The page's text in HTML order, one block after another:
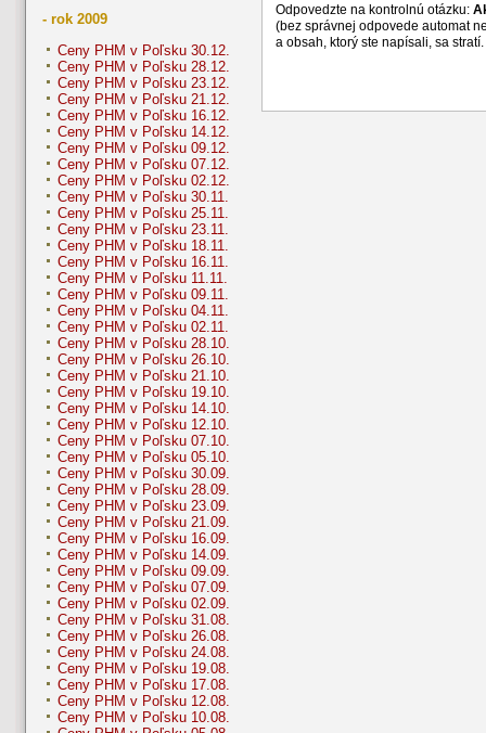
- rok 2009
Ceny PHM v Poľsku 30.12.
Ceny PHM v Poľsku 28.12.
Ceny PHM v Poľsku 23.12.
Ceny PHM v Poľsku 21.12.
Ceny PHM v Poľsku 16.12.
Ceny PHM v Poľsku 14.12.
Ceny PHM v Poľsku 09.12.
Ceny PHM v Poľsku 07.12.
Ceny PHM v Poľsku 02.12.
Ceny PHM v Poľsku 30.11.
Ceny PHM v Poľsku 25.11.
Ceny PHM v Poľsku 23.11.
Ceny PHM v Poľsku 18.11.
Ceny PHM v Poľsku 16.11.
Ceny PHM v Poľsku 11.11.
Ceny PHM v Poľsku 09.11.
Ceny PHM v Poľsku 04.11.
Ceny PHM v Poľsku 02.11.
Ceny PHM v Poľsku 28.10.
Ceny PHM v Poľsku 26.10.
Ceny PHM v Poľsku 21.10.
Ceny PHM v Poľsku 19.10.
Ceny PHM v Poľsku 14.10.
Ceny PHM v Poľsku 12.10.
Ceny PHM v Poľsku 07.10.
Ceny PHM v Poľsku 05.10.
Ceny PHM v Poľsku 30.09.
Ceny PHM v Poľsku 28.09.
Ceny PHM v Poľsku 23.09.
Ceny PHM v Poľsku 21.09.
Ceny PHM v Poľsku 16.09.
Ceny PHM v Poľsku 14.09.
Ceny PHM v Poľsku 09.09.
Ceny PHM v Poľsku 07.09.
Ceny PHM v Poľsku 02.09.
Ceny PHM v Poľsku 31.08.
Ceny PHM v Poľsku 26.08.
Ceny PHM v Poľsku 24.08.
Ceny PHM v Poľsku 19.08.
Ceny PHM v Poľsku 17.08.
Ceny PHM v Poľsku 12.08.
Ceny PHM v Poľsku 10.08.
Odpovedzte na kontrolnú otázku:
(bez správnej odpovede automat
a obsah, ktorý ste napísali, sa